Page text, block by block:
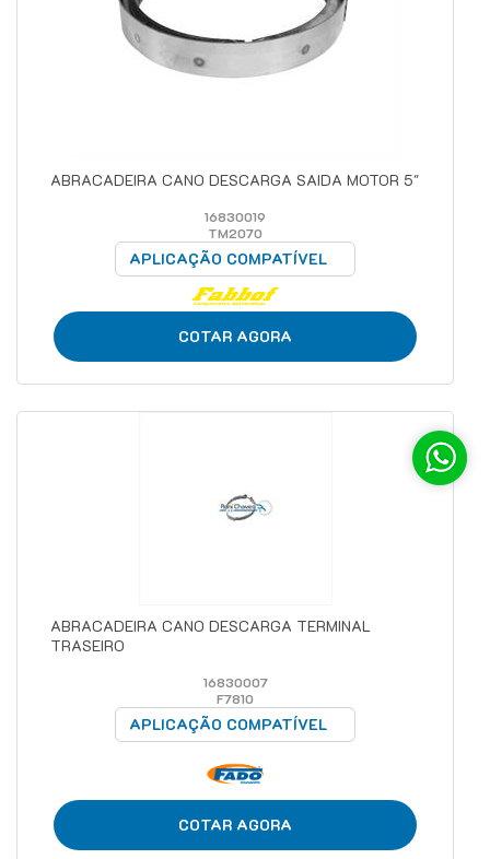
ABRACADEIRA CANO DESCARGA SAIDA MOTOR 5"
16830019
TM2070
APLICAÇÃO COMPATÍVEL
COTAR AGORA
ABRACADEIRA CANO DESCARGA TERMINAL
TRASEIRO
16830007
F7810
APLICAÇÃO COMPATÍVEL
COTAR AGORA